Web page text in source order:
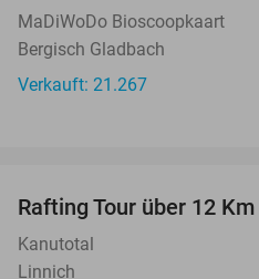
MaDiWoDo Bioscoopkaart
Bergisch Gladbach
Verkauft: 21.267
Rafting Tour über 12
Kanutotal
Linnich